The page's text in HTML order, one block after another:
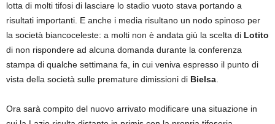
lotta di molti tifosi di lasciare lo stadio vuoto stava portando a
risultati importanti. E anche i media risultano un nodo spinoso per
la società biancoceleste: a molti non è andata giù la scelta di Lotito
di non rispondere ad alcuna domanda durante la conferenza
stampa di qualche settimana fa, in cui veniva espresso il punto di
vista della società sulle premature dimissioni di Bielsa
Ora sarà compito del nuovo arrivato modificare una situazione in